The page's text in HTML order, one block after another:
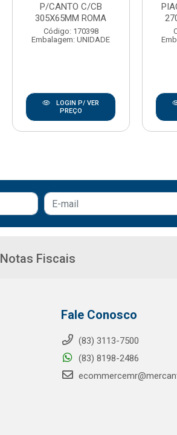
P/CANTO C/CB
305X65MM ROMA
Código: 170398
Embalagem: UNIDADE
LOGIN P/ VER
PREÇO
Notas Fiscais
Fale Conosco
(83) 3113-7500
(83) 8198-2486